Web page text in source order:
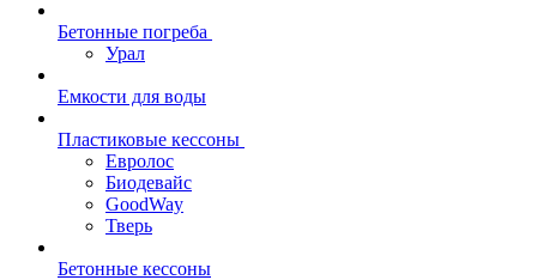
Бетонные погреба
Урал
Емкости для воды
Пластиковые кессоны
Евролос
Биодевайс
GoodWay
Тверь
Бетонные кессоны